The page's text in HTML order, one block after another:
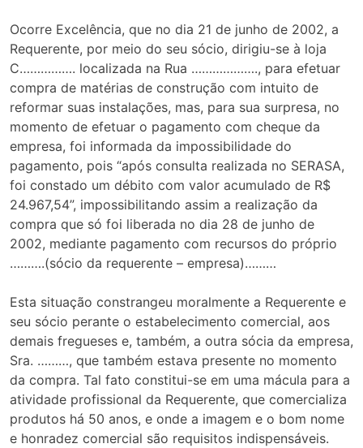
Ocorre Excelência, que no dia 21 de junho de 2002, a
Requerente, por meio do seu sócio, dirigiu-se à loja
C……………. localizada na Rua ………………., para efetuar
compra de matérias de construção com intuito de
reformar suas instalações, mas, para sua surpresa, no
momento de efetuar o pagamento com cheque da
empresa, foi informada da impossibilidade do
pagamento, pois “após consulta realizada no SERASA,
foi constado um débito com valor acumulado de R$
24.967,54”, impossibilitando assim a realização da
compra que só foi liberada no dia 28 de junho de
2002, mediante pagamento com recursos do próprio
……….(sócio da requerente – empresa)………
Esta situação constrangeu moralmente a Requerente e
seu sócio perante o estabelecimento comercial, aos
demais fregueses e, também, a outra sócia da empresa,
Sra. ………, que também estava presente no momento
da compra. Tal fato constitui-se em uma mácula para a
atividade profissional da Requerente, que comercializa
produtos há 50 anos, e onde a imagem e o bom nome
e honradez comercial são requisitos indispensáveis.